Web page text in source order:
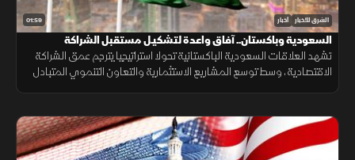
01:59 الشرق للأخبار أخبار
السعودية وباكستان.. آفاق واعدة لتشكيـل مستقبل الشراكة
الاقتصادية
تشهد العلاقات السعودية الباكستانية تحولا استراتيجيا يترجم عمق الشراكة
الاقتصادية، وسط توسع المشاريع الاستثمارية والتعاون التنموي المتبادل